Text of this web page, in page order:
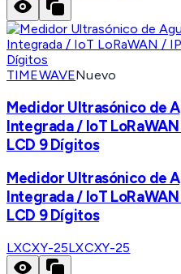
TIMEWAVENuevo
Medidor Ultrasónico de
Integrada / IoT
LCD 9 Dígitos
Medidor Ultrasónico de
Integrada / IoT
LCD 9 Dígitos
LXCXY-25LXCXY-25